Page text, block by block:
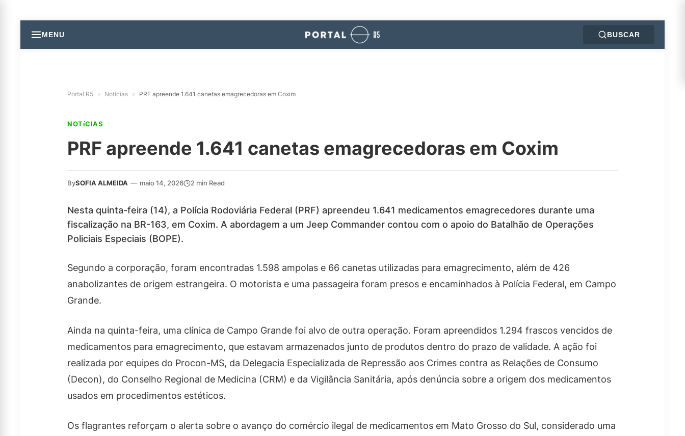
MENU BUSCAR
Portal R5 » Notícias » PRF apreende 1.641 canetas emagrecedoras em Coxim
NOTíCIAS
PRF apreende 1.641 canetas emagrecedoras em Coxim
BySOFIA ALMEIDA — maio 14, 2026 2 min Read
Nesta quinta-feira (14), a Polícia Rodoviária Federal (PRF) apreendeu 1.641 medicamentos emagrecedores durante uma
fiscalização na BR-163, em Coxim. A abordagem a um Jeep Commander contou com o apoio do Batalhão de Operações
Policiais Especiais (BOPE).
Segundo a corporação, foram encontradas 1.598 ampolas e 66 canetas utilizadas para emagrecimento, além de 426
anabolizantes de origem estrangeira. O motorista e uma passageira foram presos e encaminhados à Polícia Federal, em Campo
Grande.
Ainda na quinta-feira, uma clínica de Campo Grande foi alvo de outra operação. Foram apreendidos 1.294 frascos vencidos de
medicamentos para emagrecimento, que estavam armazenados junto de produtos dentro do prazo de validade. A ação foi
realizada por equipes do Procon-MS, da Delegacia Especializada de Repressão aos Crimes contra as Relações de Consumo
(Decon), do Conselho Regional de Medicina (CRM) e da Vigilância Sanitária, após denúncia sobre a origem dos medicamentos
usados em procedimentos estéticos.
Os flagrantes reforçam o alerta sobre o avanço do comércio ilegal de medicamentos em Mato Grosso do Sul, considerado uma